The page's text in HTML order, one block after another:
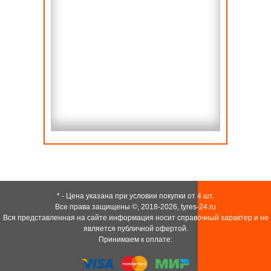
* - Цена указана при условии покупки от 4 шт.
Все права защищены ©, 2018-2026, tyres-24.ru
Вся представленная на сайте информация носит справочный характер и не
является публичной офертой.
Принимаем к оплате: